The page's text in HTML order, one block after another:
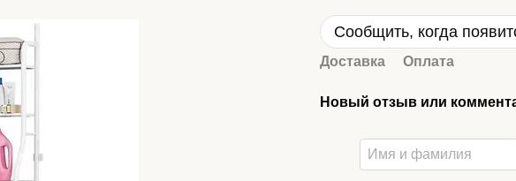
Сообщить, когда
Доставка Оплата
Новый отзыв или